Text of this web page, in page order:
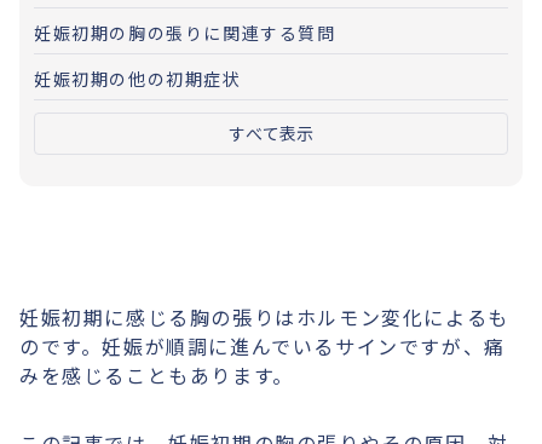
妊娠初期の胸の張りに関連する質問
妊娠初期の他の初期症状
すべて表示
妊娠初期に感じる胸の張りはホルモン変化によるも
のです。妊娠が順調に進んでいるサインですが、痛
みを感じることもあります。